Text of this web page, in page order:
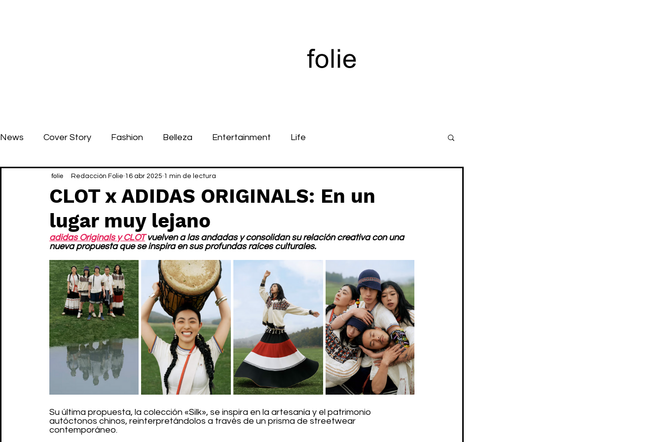
News Cover Story Fashion Belleza Entertainment Life
CLOT x ADIDAS ORIGINALS: En un
lugar muy lejano
Redacción Folie 16 abr 2025 1 min de lectura
adidas Originals y CLOT vuelven a las andadas y consolidan su relación creativa con una
nueva propuesta que se inspira en sus profundas raíces culturales.
Su última propuesta, la colección «Silk», se inspira en la artesanía y el patrimonio
autóctonos chinos, reinterpretándolos a través de un prisma de streetwear
contemporáneo.